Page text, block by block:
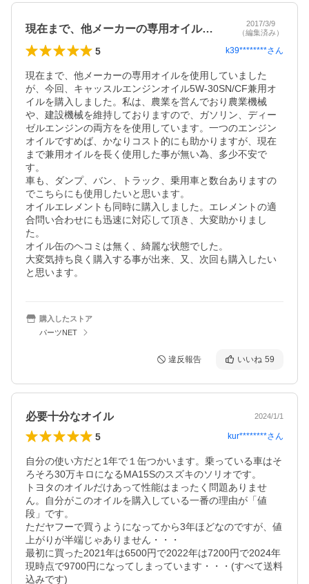
現在まで、他メーカーの専用オイルを使用…
2017/3/9
（編集済み）
5 k39********さん
現在まで、他メーカーの専用オイルを使用していました
が、今回、キャッスルエンジンオイル5W-30SN/CF兼用オ
イルを購入しました。私は、農業を営んでおり農業機械
や、建設機械を維持しておりますので、ガソリン、ディー
ゼルエンジンの両方をを使用しています。一つのエンジン
オイルですめば、かなりコスト的にも助かりますが、現在
まで兼用オイルを長く使用した事が無い為、多少不安で
す。
車も、ダンプ、バン、トラック、乗用車と数台ありますの
でこちらにも使用したいと思います。
オイルエレメントも同時に購入しました。エレメントの適
合問い合わせにも迅速に対応して頂き、大変助かりまし
た。
オイル缶のヘコミは無く、綺麗な状態でした。
大変気持ち良く購入する事が出来、又、次回も購入したい
と思います。
購入したストア
パーツNET
違反報告 いいね 59
必要十分なオイル 2024/1/1
5 kur********さん
自分の使い方だと1年で１缶つかいます。乗っている車はそ
ろそろ30万キロになるMA15Sのスズキのソリオです。
トヨタのオイルだけあって性能はまったく問題ありませ
ん。自分がこのオイルを購入している一番の理由が「値
段」です。
ただヤフーで買うようになってから3年ほどなのですが、値
上がりが半端じゃありません・・・
最初に買った2021年は6500円で2022年は7200円で2024年
現時点で9700円になってしまっています・・・(すべて送料
込みです)